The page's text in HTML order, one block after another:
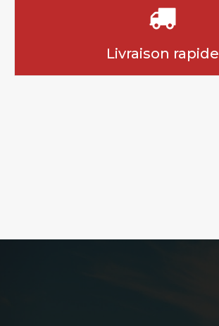
Livraison rapide